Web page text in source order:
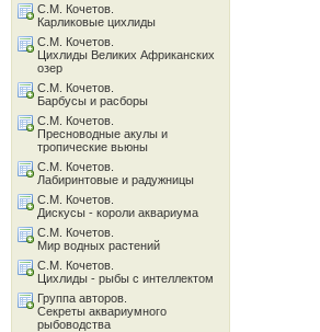
С.М. Кочетов.
Карликовые цихлиды
С.М. Кочетов.
Цихлиды Великих Африканских
озер
С.М. Кочетов.
Барбусы и расборы
С.М. Кочетов.
Пресноводные акулы и
тропические вьюны
С.М. Кочетов.
Лабиринтовые и радужницы
С.М. Кочетов.
Дискусы - короли аквариума
С.М. Кочетов.
Мир водных растений
С.М. Кочетов.
Цихлиды - рыбы с интеллектом
Группа авторов.
Секреты аквариумного
рыбоводства